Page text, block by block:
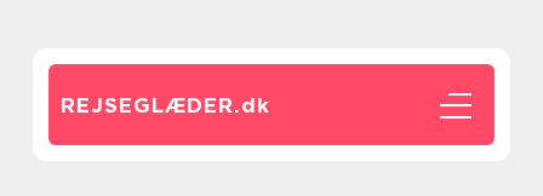
REJSEGLÆDER.dk